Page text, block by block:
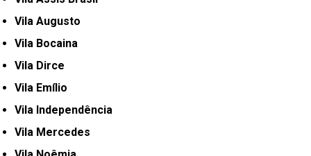
Vila Augusto
Vila Bocaina
Vila Dirce
Vila Emílio
Vila Independência
Vila Mercedes